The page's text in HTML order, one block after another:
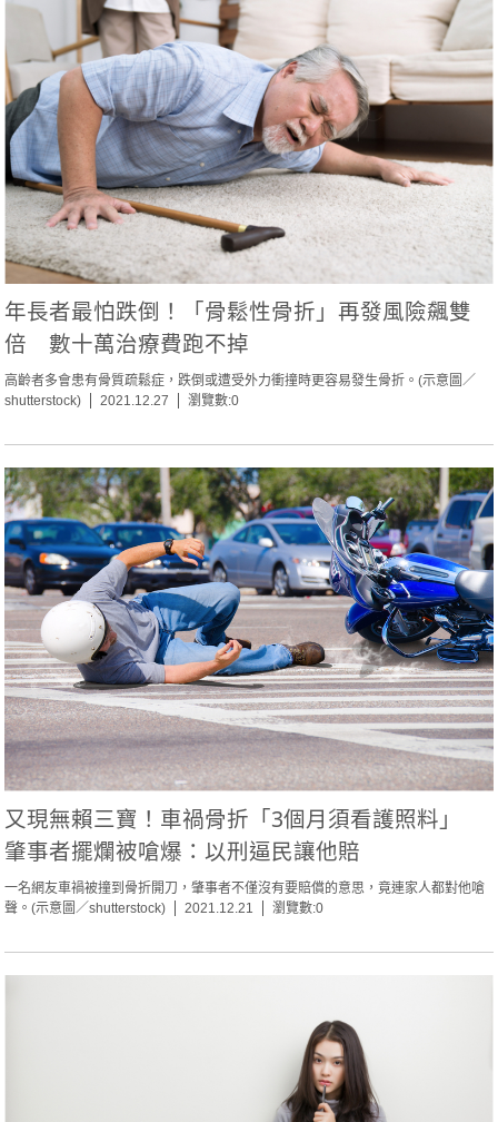
年長者最怕跌倒！「骨鬆性骨折」再發風險飆雙
倍 數十萬治療費跑不掉
高齡者多會患有骨質疏鬆症，跌倒或遭受外力衝撞時更容易發生骨折。(示意圖／
shutterstock)
2021.12.27 瀏覽數:0
又現無賴三寶！車禍骨折「3個月須看護照料」
肇事者擺爛被嗆爆：以刑逼民讓他賠
一名網友車禍被撞到骨折開刀，肇事者不僅沒有要賠償的意思，竟連家人都對他嗆
聲。(示意圖／shutterstock)
2021.12.21 瀏覽數:0